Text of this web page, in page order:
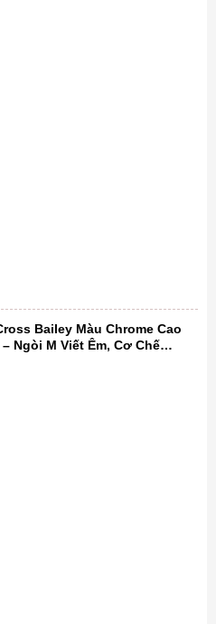
Bailey Màu Chrome Cao
– Ngòi M Viết Êm, Cơ Chế
Refill Dễ Dàng Kèm Hộp